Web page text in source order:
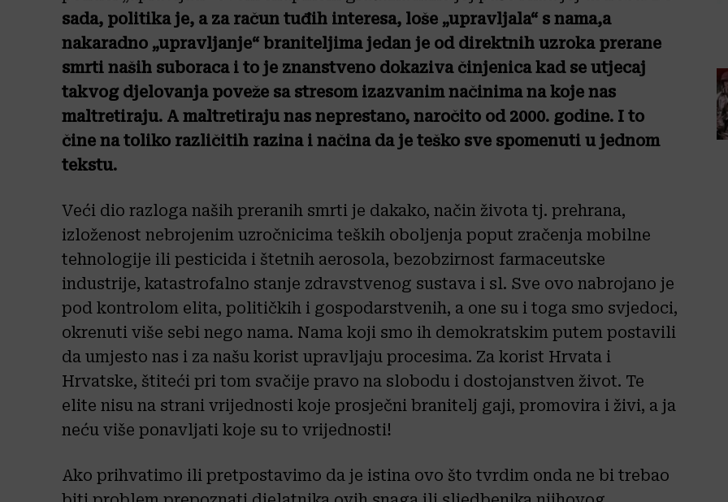
sada, politika je, a za račun tuđih interesa, loše „upravljala“ s nama,a
nakaradno „upravljanje“ braniteljima jedan je od direktnih uzroka prerane
smrti naših suboraca i to je znanstveno dokaziva činjenica kad se utjecaj
takvog djelovanja poveže sa stresom izazvanim načinima na koje nas
maltretiraju. A maltretiraju nas neprestano, naročito od 2000. godine. I to
čine na toliko različitih razina i načina da je teško sve spomenuti u jednom
tekstu.
Veći dio razloga naših preranih smrti je dakako, način života tj. prehrana,
izloženost nebrojenim uzročnicima teških oboljenja poput zračenja mobilne
tehnologije ili pesticida i štetnih aerosola, bezobzirnost farmaceutske
industrije, katastrofalno stanje zdravstvenog sustava i sl. Sve ovo nabrojano je
pod kontrolom elita, političkih i gospodarstvenih, a one su i toga smo svjedoci,
okrenuti više sebi nego nama. Nama koji smo ih demokratskim putem postavili
da umjesto nas i za našu korist upravljaju procesima. Za korist Hrvata i
Hrvatske, štiteći pri tom svačije pravo na slobodu i dostojanstven život. Te
elite nisu na strani vrijednosti koje prosječni branitelj gaji, promovira i živi, a ja
neću više ponavljati koje su to vrijednosti!
Ako prihvatimo ili pretpostavimo da je istina ovo što tvrdim onda ne bi trebao